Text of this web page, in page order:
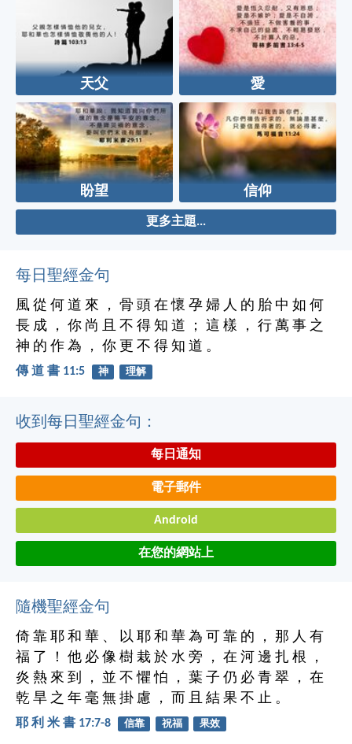
天父 愛
盼望 信仰
更多主題...
每日聖經金句
風 從 何 道 來 ， 骨 頭 在 懷 孕 婦 人 的 胎 中 如 何
長 成 ， 你 尚 且 不 得 知 道 ； 這 樣 ， 行 萬 事 之
神 的 作 為 ， 你 更 不 得 知 道 。
傳 道 書 11:5 神 理解
收到每日聖經金句：
每日通知
電子郵件
Android
在您的網站上
隨機聖經金句
倚 靠 耶 和 華 、 以 耶 和 華 為 可 靠 的 ， 那 人 有
福 了 ！ 他 必 像 樹 栽 於 水 旁 ， 在 河 邊 扎 根 ，
炎 熱 來 到 ， 並 不 懼 怕 ， 葉 子 仍 必 青 翠 ， 在
乾 旱 之 年 毫 無 掛 慮 ， 而 且 結 果 不 止 。
耶 利 米 書 17:7-8 信靠 祝福 果效